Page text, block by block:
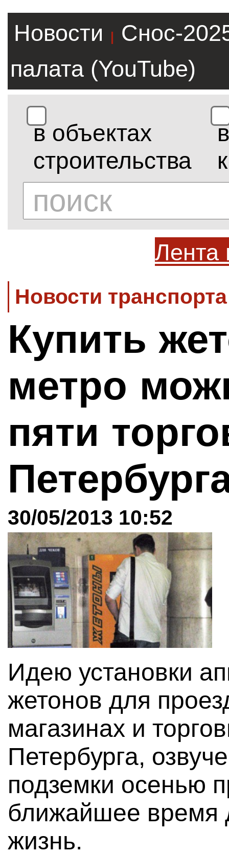
Новости |
Снос-
палата (YouTube)
в объектах
строительства
в
Лента
Новости
Купить
метро
пяти
30/05/2013 10:52
Идею установки
жетонов для
магазинах и
Петербурга,
подземки осенью
ближайшее время
жизнь.